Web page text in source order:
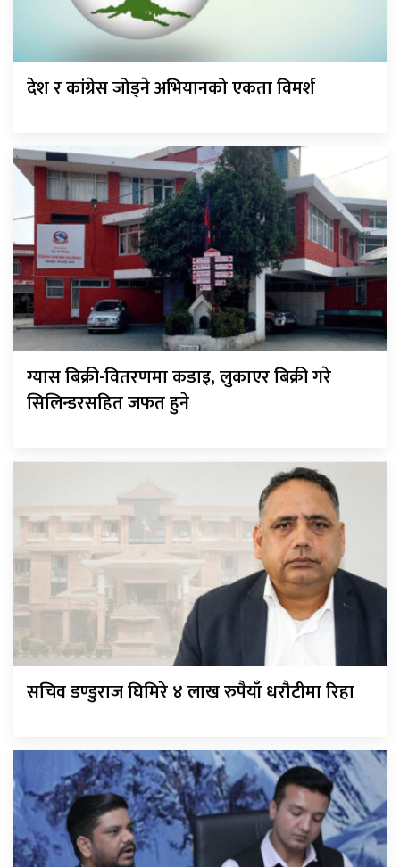
देश र कांग्रेस जोड्ने अभियानको एकता विमर्श
ग्यास बिक्री-वितरणमा कडाइ, लुकाएर बिक्री गरे
सिलिन्डरसहित जफत हुने
सचिव डण्डुराज घिमिरे ४ लाख रुपैयाँ धरौटीमा रिहा